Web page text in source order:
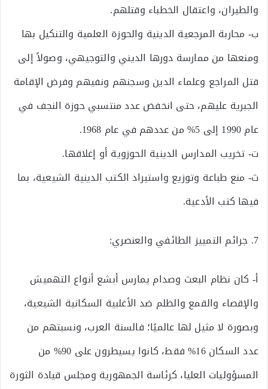
والطيران، واعتقال الخطباء وقتلهم.
ب‌- محاربة المرجعية الدينية والحوزة العلمية والتنكيل بها
ومنعها من ممارسة دورها الديني والتوجيهي، وصولاً إلى
قتل المراجع وعلماء الدين وسجنهم ونفيهم وفرض الإقامة
الجبرية عليهم، حتى انخفض عدد منتسبي حوزة النجف في
عام 1990 إلى 5% من عددهم في عام 1968.
ت‌- تخريب المدارس الدينية الحوزوية أو إغلاقها.
ث‌- منع طباعة وتوزيع واستيراد الكتب الدينية الشيعية، بما
فيها كتب الأدعية.
7. جرائم التمييز الطائفي والعنصري:
أ‌- كان نظام البعث وصدام يمارس أبشع أنواع التهميش
والإقصاء والقمع والظلم ضد الأغلبية السكانية الشيعية،
وبصورة لا مثيل لها عالميًا؛ فالسنة العرب، ونسبتهم من
عدد السكان 16% فقط، كانوا يسيطرون على 90% من
المسؤوليات العليا، كرئاسة الجمهورية ومجلس قيادة الثورة